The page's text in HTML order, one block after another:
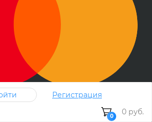
Регистрация
0 0 руб.